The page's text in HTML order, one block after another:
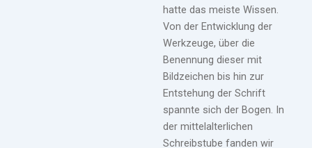
hatte das meiste Wissen.
Von der Entwicklung der
Werkzeuge, über die
Benennung dieser mit
Bildzeichen bis hin zur
Entstehung der Schrift
spannte sich der Bogen. In
der mittelalterlichen
Schreibstube fanden wir